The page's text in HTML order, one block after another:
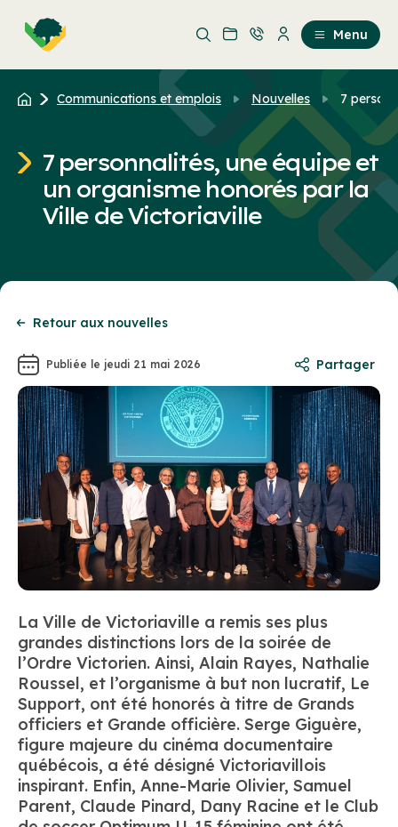
contenu
au
contenu
Menu
Communications et emplois Nouvelles 7
7 personnalités, une équipe et
un organisme honorés par la
Ville de Victoriaville
Retour aux nouvelles
Publiée le jeudi 21 mai 2026 Partager
La Ville de Victoriaville a remis ses plus
grandes distinctions lors de la soirée de
l’Ordre Victorien. Ainsi, Alain Rayes, Nathalie
Roussel, et l’organisme à but non lucratif, Le
Support, ont été honorés à titre de Grands
officiers et Grande officière. Serge Giguère,
figure majeure du cinéma documentaire
québécois, a été désigné Victoriavillois
inspirant. Enfin, Anne-Marie Olivier, Samuel
Parent, Claude Pinard, Dany Racine et le Club